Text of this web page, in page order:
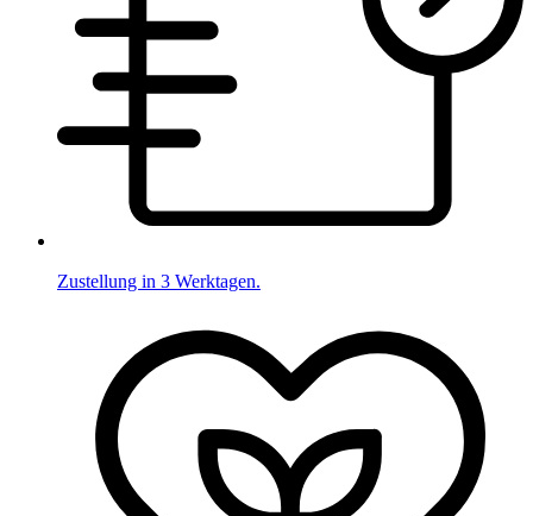
Zustellung in 3 Werktagen.